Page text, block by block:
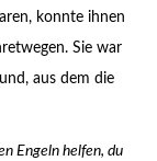
konnte ihnen
Sie war
aus dem die
Engeln helfen, du